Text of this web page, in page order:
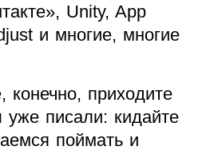
Unity, App
и многие, многие
приходите
писали: кидайте
поймать и